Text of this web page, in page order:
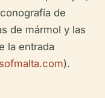
de
de mármol y las
la entrada
).